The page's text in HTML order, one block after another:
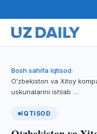
Bosh sahifa›Iqtisod›
Oʻzbekiston va Xitoy
uskunalarini ishlab …
IQTISOD